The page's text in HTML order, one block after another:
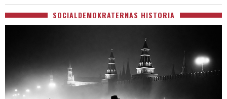
SOCIALDEMOKRATERNAS HISTORIA